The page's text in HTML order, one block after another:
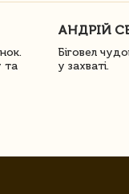
та
АНДРІЙ
Біговел
у захваті.